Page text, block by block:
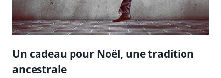
Un cadeau pour Noël, une tradition
ancestrale